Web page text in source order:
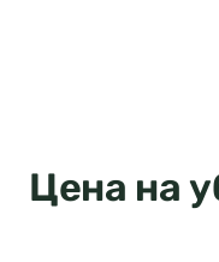
Цена на